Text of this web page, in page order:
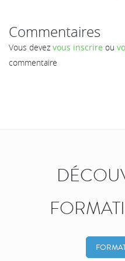
Commentaires
Vous devez vous inscrire ou
commentaire